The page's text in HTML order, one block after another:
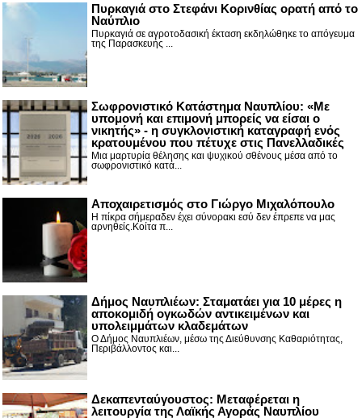
Πυρκαγιά στο Στεφάνι Κορινθίας ορατή από το
Ναύπλιο
Πυρκαγιά σε αγροτοδασική έκταση εκδηλώθηκε το απόγευμα
της Παρασκευής ...
Σωφρονιστικό Κατάστημα Ναυπλίου: «Με
υπομονή και επιμονή μπορείς να είσαι ο
νικητής» - η συγκλονιστική καταγραφή ενός
κρατουμένου που πέτυχε στις Πανελλαδικές
Μια μαρτυρία θέλησης και ψυχικού σθένους μέσα από το
σωφρονιστικό κατά...
Αποχαιρετισμός στο Γιώργο Μιχαλόπουλο
Η πίκρα σήμεραδεν έχει σύνορακι εσύ δεν έπρεπε να μας
αρνηθείς.Κοίτα π...
Δήμος Ναυπλιέων: Σταματάει για 10 μέρες η
αποκομιδή ογκωδών αντικειμένων και
υπολειμμάτων κλαδεμάτων
Ο Δήμος Ναυπλιέων, μέσω της Διεύθυνσης Καθαριότητας,
Περιβάλλοντος και...
Δεκαπενταύγουστος: Μεταφέρεται η
λειτουργία της Λαϊκής Αγοράς Ναυπλίου